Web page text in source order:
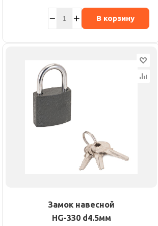
В корзину
Замок навесной
HG-330 d4.5мм